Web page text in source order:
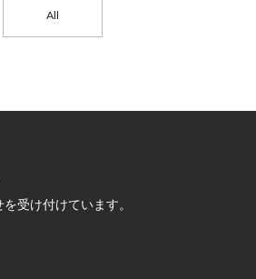
All
受け付けています。